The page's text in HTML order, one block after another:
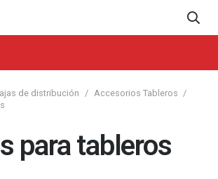
de distribución / Accesorios Tableros /
para tableros